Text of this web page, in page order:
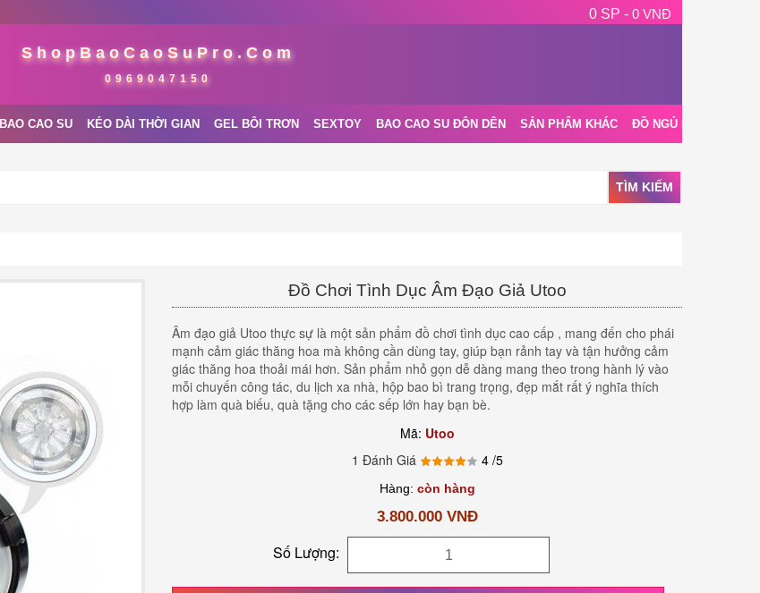
0 SP - 0 VNĐ
ShopBaoCaoSuPro.Com
0969047150
BAO CAO SU KÉO DÀI THỜI GIAN GEL BÔI TRƠN SEXTOY BAO CAO SU ĐÔN DÊN SẢN PHẨM KHÁC ĐỒ NGỦ NỘI Y
TÌM KIẾM
Đồ Chơi Tình Dục Âm Đạo Giả Utoo
Âm đạo giả Utoo thực sự là một sản phẩm đồ chơi tình dục cao cấp , mang đến cho phái
mạnh cảm giác thăng hoa mà không cần dùng tay, giúp bạn rảnh tay và tận hưởng cảm
giác thăng hoa thoải mái hơn. Sản phẩm nhỏ gọn dễ dàng mang theo trong hành lý vào
mỗi chuyến công tác, du lịch xa nhà, hộp bao bì trang trọng, đẹp mắt rất ý nghĩa thích
hợp làm quà biếu, quà tặng cho các sếp lớn hay bạn bè.
Mã: Utoo
1 Đánh Giá
4 /5
Hàng: còn hàng
3.800.000 VNĐ
Số Lượng: